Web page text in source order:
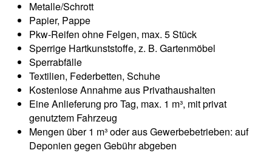
Metalle/Schrott
Papier, Pappe
Pkw-Reifen ohne Felgen, max. 5 Stück
Sperrige Hartkunststoffe, z. B. Gartenmöbel
Sperrabfälle
Textilien, Federbetten, Schuhe
Kostenlose Annahme aus Privathaushalten
Eine Anlieferung pro Tag, max. 1 m³, mit privat
genutztem Fahrzeug
Mengen über 1 m³ oder aus Gewerbebetrieben: auf
Deponien gegen Gebühr abgeben